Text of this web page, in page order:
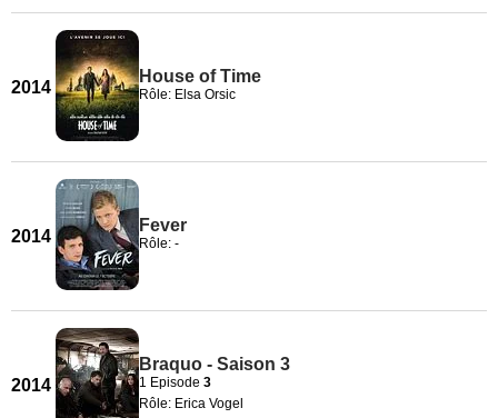
2014
House of Time
Rôle: Elsa Orsic
2014
Fever
Rôle: -
2014
Braquo - Saison 3
1 Episode 3
Rôle: Erica Vogel